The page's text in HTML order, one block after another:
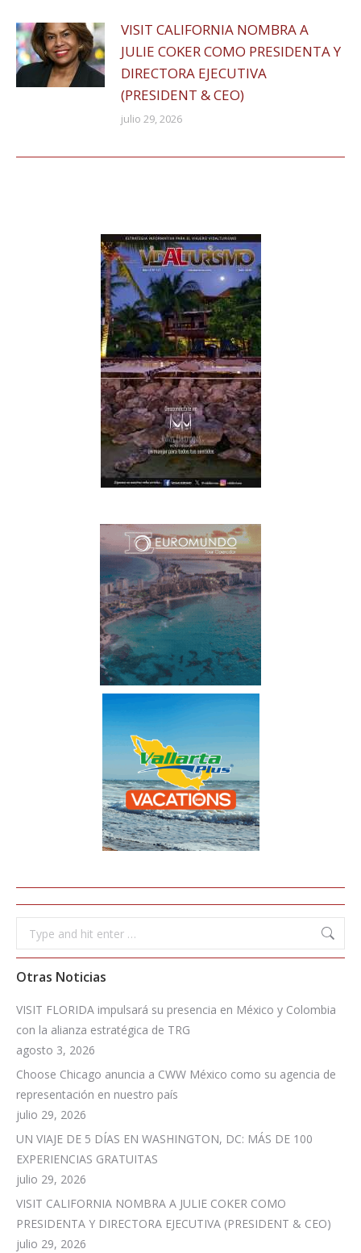
VISIT CALIFORNIA NOMBRA A
JULIE COKER COMO PRESIDENTA Y
DIRECTORA EJECUTIVA
(PRESIDENT & CEO)
julio 29, 2026
Search:
Otras Noticias
VISIT FLORIDA impulsará su presencia en México y Colombia
con la alianza estratégica de TRG
agosto 3, 2026
Choose Chicago anuncia a CWW México como su agencia de
representación en nuestro país
julio 29, 2026
UN VIAJE DE 5 DÍAS EN WASHINGTON, DC: MÁS DE 100
EXPERIENCIAS GRATUITAS
julio 29, 2026
VISIT CALIFORNIA NOMBRA A JULIE COKER COMO
PRESIDENTA Y DIRECTORA EJECUTIVA (PRESIDENT & CEO)
julio 29, 2026